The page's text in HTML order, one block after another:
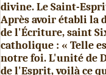
divine. Le Saint-
Après avoir établi la
de l'Écriture, saint
catholique : « Telle
notre foi. L'unité de
de l'Esprit, voilà ce